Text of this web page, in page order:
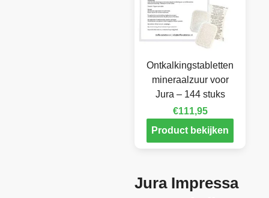
Ontkalkingstabletten
mineraalzuur voor
Jura – 144 stuks
€111,95
Product bekijken
Jura Impressa